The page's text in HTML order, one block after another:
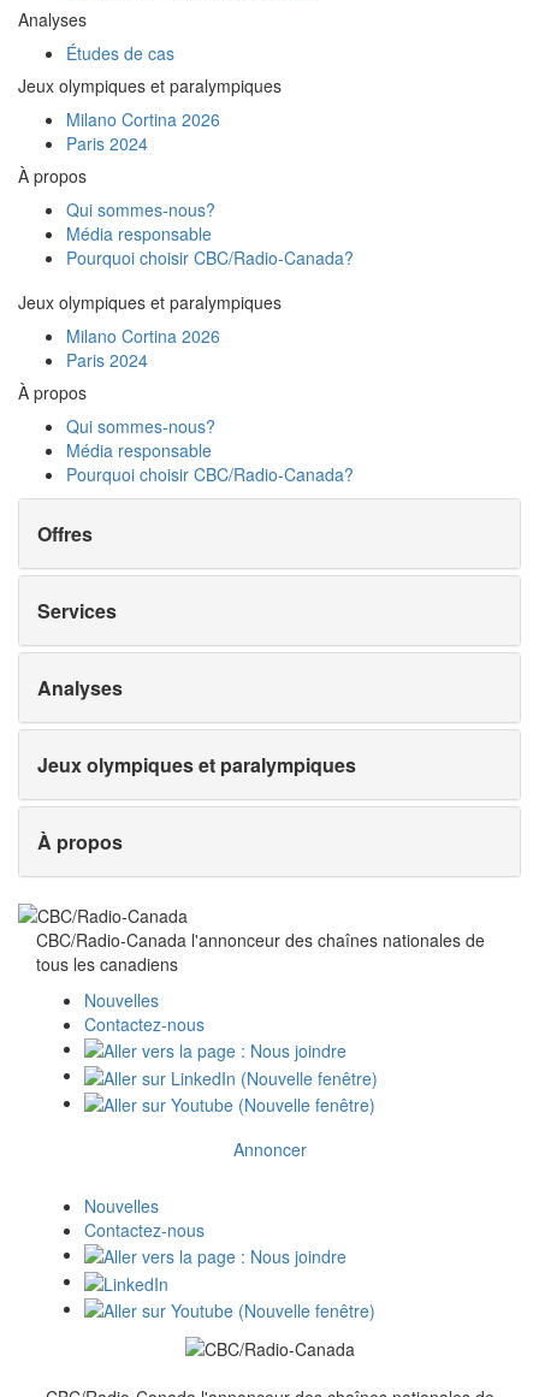
Analyses
Études de cas
Jeux olympiques et paralympiques
Milano Cortina 2026
Paris 2024
À propos
Qui sommes-nous?
Média responsable
Pourquoi choisir CBC/Radio-Canada?
Jeux olympiques et paralympiques
Milano Cortina 2026
Paris 2024
À propos
Qui sommes-nous?
Média responsable
Pourquoi choisir CBC/Radio-Canada?
Offres
Services
Analyses
Jeux olympiques et paralympiques
À propos
CBC/Radio-Canada l'annonceur des chaînes nationales de
tous les canadiens
Nouvelles
Contactez-nous
Annoncer
Nouvelles
Contactez-nous